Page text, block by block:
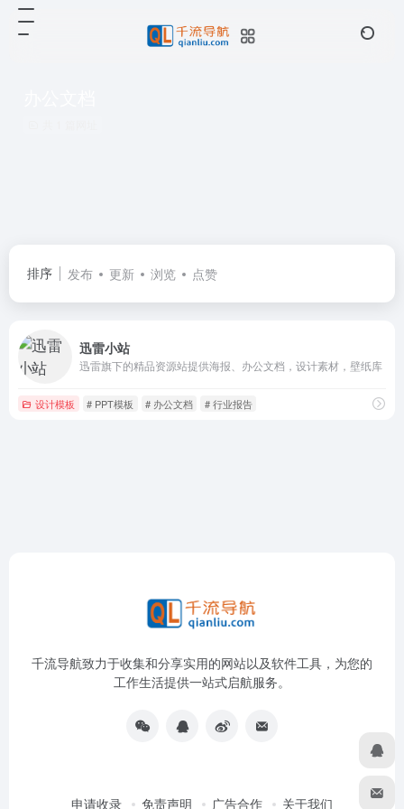
排序 发布 更新 浏览 点赞
迅雷小站
迅雷旗下的精品资源站提供海报、办公文档，设计素材，壁纸库
设计模板 # PPT模板 # 办公文档 # 行业报告
千流导航致力于收集和分享实用的网站以及软件工具，为您的
工作生活提供一站式启航服务。
申请收录 免责声明 广告合作 关于我们